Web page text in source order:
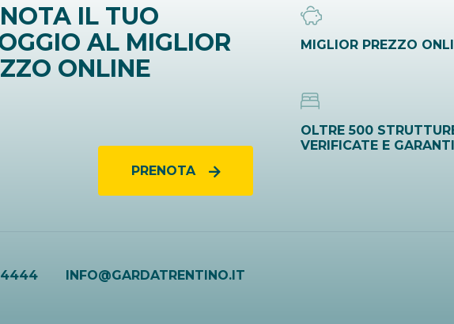
IL TUO
AL MIGLIOR
ONLINE
PRENOTA
MIGLIOR PREZZO
OLTRE 500
VERIFICATE E
INFO@GARDATRENTINO.IT